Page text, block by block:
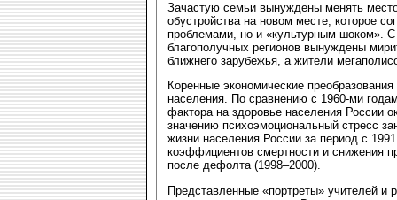
Зачастую семьи вынуждены менять
обустройства на новом месте, которое
проблемами, но и «культурным шоком».
благополучных регионов вынуждены
ближнего зарубежья, а жители
Коренные экономические
населения. По сравнению с 1960-ми
фактора на здоровье населения России
значению психоэмоциональный стресс
жизни населения России за период с
коэффициентов смертности и снижения
после дефолта (1998–2000).
Представленные «портреты» учителей и